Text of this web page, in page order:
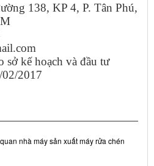
138, KP 4, P. Tân Phú,
sở kế hoạch và đầu tư
2017
nhà máy sản xuất máy rửa chén